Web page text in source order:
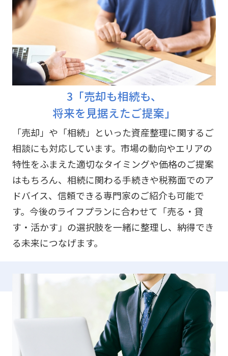
3「売却も相続も、
将来を見据えたご提案」
「売却」や「相続」といった資産整理に関するご
相談にも対応しています。市場の動向やエリアの
特性をふまえた適切なタイミングや価格のご提案
はもちろん、相続に関わる手続きや税務面でのア
ドバイス、信頼できる専門家のご紹介も可能で
す。今後のライフプランに合わせて「売る・貸
す・活かす」の選択肢を一緒に整理し、納得でき
る未来につなげます。